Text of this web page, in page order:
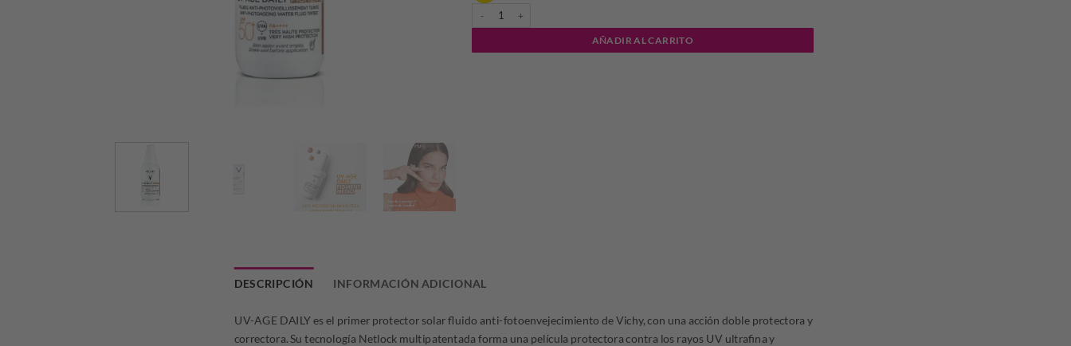
era:
es:
VICHY - CAPITAL SOLEIL UV AGE DAILY PIGMENT TONO MEDIUM FPS 50 cantidad
AÑADIR AL CARRITO
DESCRIPCIÓN INFORMACIÓN ADICIONAL
UV-AGE DAILY es el primer protector solar fluido anti-fotoenvejecimiento de Vichy, con una acción doble protectora y
correctora. Su tecnología Netlock multipatentada forma una película protectora contra los rayos UV ultrafina y